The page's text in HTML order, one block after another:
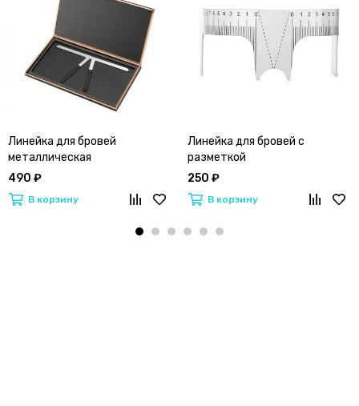
Линейка для бровей
металлическая
490 ₽
В корзину
Линейка для бровей с
разметкой
250 ₽
В корзину